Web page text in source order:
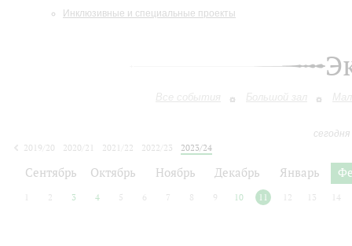
Инклюзивные и специальные проекты
Все события Большой зал
2019/20
2020/21 2021/22 2022/23
2023/24
Сентябрь Октябрь Ноябрь Декабрь Январь
2 3 4 5 6 7 8 9 10 11 12 13 14